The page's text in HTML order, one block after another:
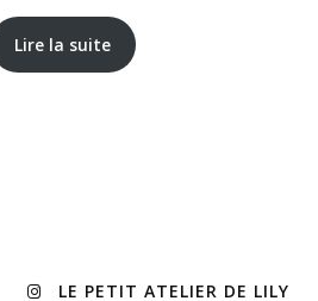
Lire la suite
LE PETIT ATELIER DE LILY